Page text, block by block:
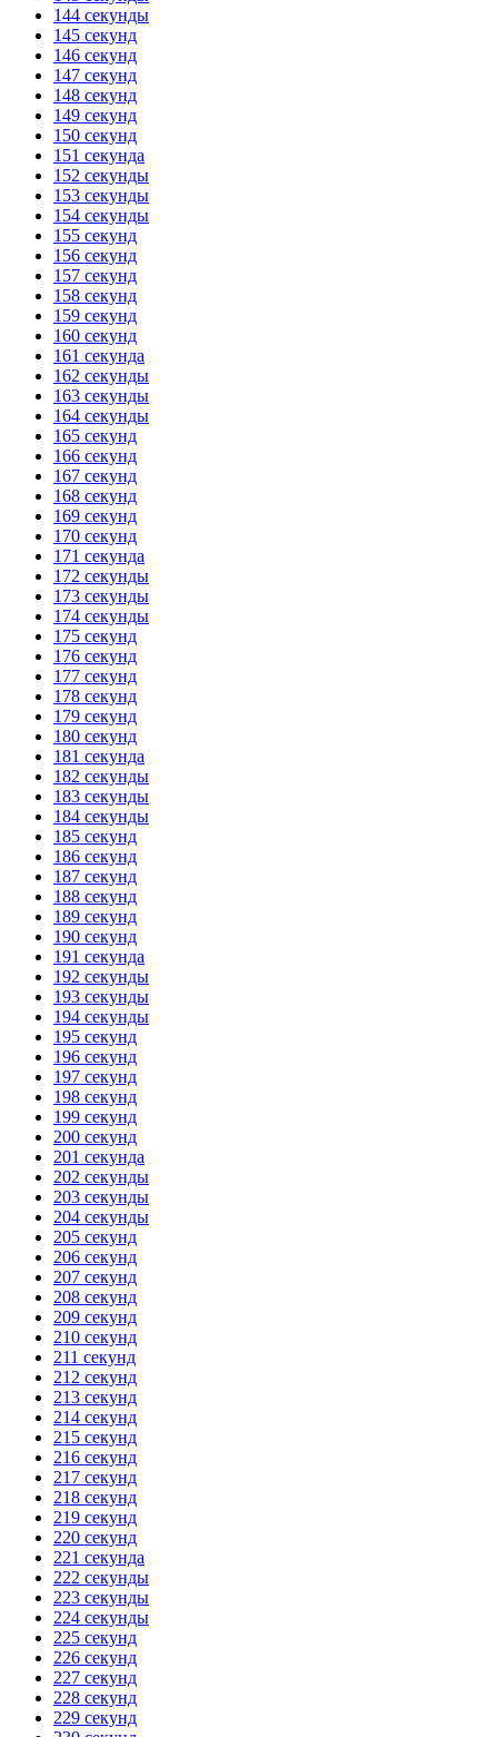
144 секунды
145 секунд
146 секунд
147 секунд
148 секунд
149 секунд
150 секунд
151 секунда
152 секунды
153 секунды
154 секунды
155 секунд
156 секунд
157 секунд
158 секунд
159 секунд
160 секунд
161 секунда
162 секунды
163 секунды
164 секунды
165 секунд
166 секунд
167 секунд
168 секунд
169 секунд
170 секунд
171 секунда
172 секунды
173 секунды
174 секунды
175 секунд
176 секунд
177 секунд
178 секунд
179 секунд
180 секунд
181 секунда
182 секунды
183 секунды
184 секунды
185 секунд
186 секунд
187 секунд
188 секунд
189 секунд
190 секунд
191 секунда
192 секунды
193 секунды
194 секунды
195 секунд
196 секунд
197 секунд
198 секунд
199 секунд
200 секунд
201 секунда
202 секунды
203 секунды
204 секунды
205 секунд
206 секунд
207 секунд
208 секунд
209 секунд
210 секунд
211 секунд
212 секунд
213 секунд
214 секунд
215 секунд
216 секунд
217 секунд
218 секунд
219 секунд
220 секунд
221 секунда
222 секунды
223 секунды
224 секунды
225 секунд
226 секунд
227 секунд
228 секунд
229 секунд